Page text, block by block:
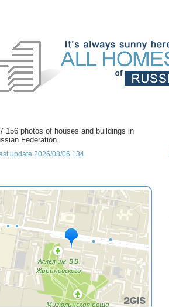
156 photos of houses and buildings in
Federation.
update 2026/08/06 134